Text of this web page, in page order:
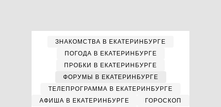
ЗНАКОМСТВА В ЕКАТЕРИНБУРГЕ
ПОГОДА В ЕКАТЕРИНБУРГЕ
ПРОБКИ В ЕКАТЕРИНБУРГЕ
ФОРУМЫ В ЕКАТЕРИНБУРГЕ
ТЕЛЕПРОГРАММА В ЕКАТЕРИНБУРГЕ
АФИША В ЕКАТЕРИНБУРГЕ
ГОРОСКОП